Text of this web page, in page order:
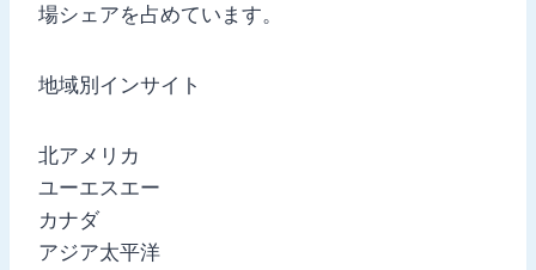
場シェアを占めています。
地域別インサイト
北アメリカ
ユーエスエー
カナダ
アジア太平洋